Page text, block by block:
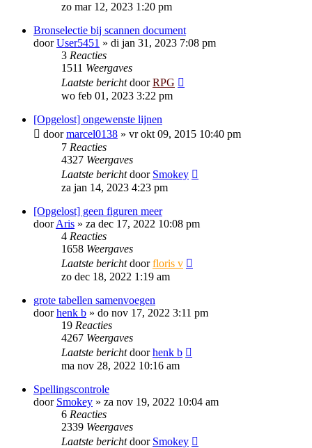
zo mar 12, 2023 1:20 pm
Bronselectie bij scannen document
doorUser5451 » di jan 31, 2023 7:08 pm
3 Reacties
1511 Weergaves
Laatste berichtdoorRPG
wo feb 01, 2023 3:22 pm
[Opgelost] ongewenste lijnen
doormarcel0138 » vr okt 09, 2015 10:40 pm
7 Reacties
4327 Weergaves
Laatste berichtdoor Smokey
za jan 14, 2023 4:23 pm
[Opgelost] geen figuren meer
doorAris » za dec 17, 2022 10:08 pm
4 Reacties
1658 Weergaves
Laatste berichtdoorfloris v
zo dec 18, 2022 1:19 am
grote tabellen samenvoegen
doorhenk b » do nov 17, 2022 3:11 pm
19 Reacties
4267 Weergaves
Laatste berichtdoorhenk b
ma nov 28, 2022 10:16 am
Spellingscontrole
door Smokey » za nov 19, 2022 10:04 am
6 Reacties
2339 Weergaves
Laatste berichtdoor Smokey